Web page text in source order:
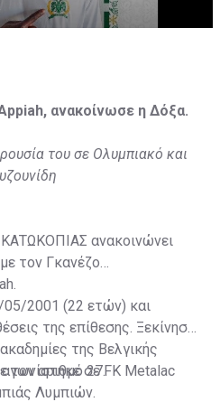
ανακοίνωσε η Δόξα.
του σε Ολυμπιακό και
ανακοινώνει
τον Γκανέζο
05/2001 (22 ετών) και
της επίθεσης. Ξεκίνησε
της Βελγικής
σε FK Metalac
Λυμπιών.
τον αριθμό 27.